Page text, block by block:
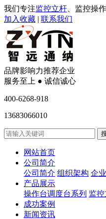
我们专注监控立杆 、监控操
加入收藏 | 联系我们
品牌影响力推荐企业
服务至上 ● 诚信诚心
400-6268-918
13683066010
网站首页
公司简介
公司简介 组织架构 企
产品展示
操作台调度台系列 监控
成功案例
新闻资讯